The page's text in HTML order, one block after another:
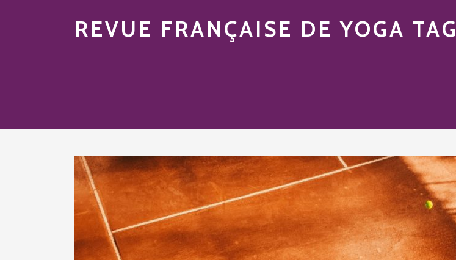
REVUE FRANÇAISE DE YOGA TAG